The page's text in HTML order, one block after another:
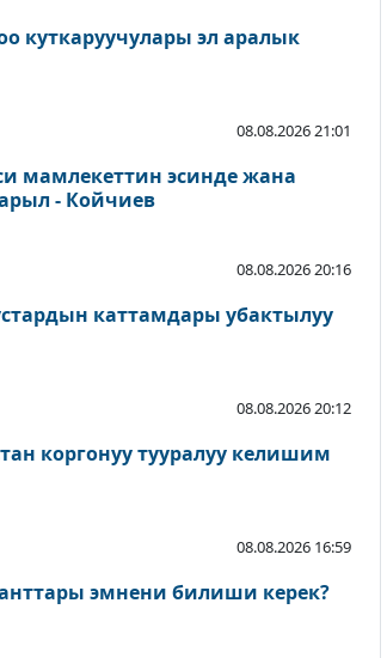
куткаруучулары эл аралык
08.08.2026 21:01
мамлекеттин эсинде жана
- Койчиев
08.08.2026 20:16
каттамдары убактылуу
08.08.2026 20:12
коргонуу тууралуу келишим
08.08.2026 16:59
эмнени билиши керек?